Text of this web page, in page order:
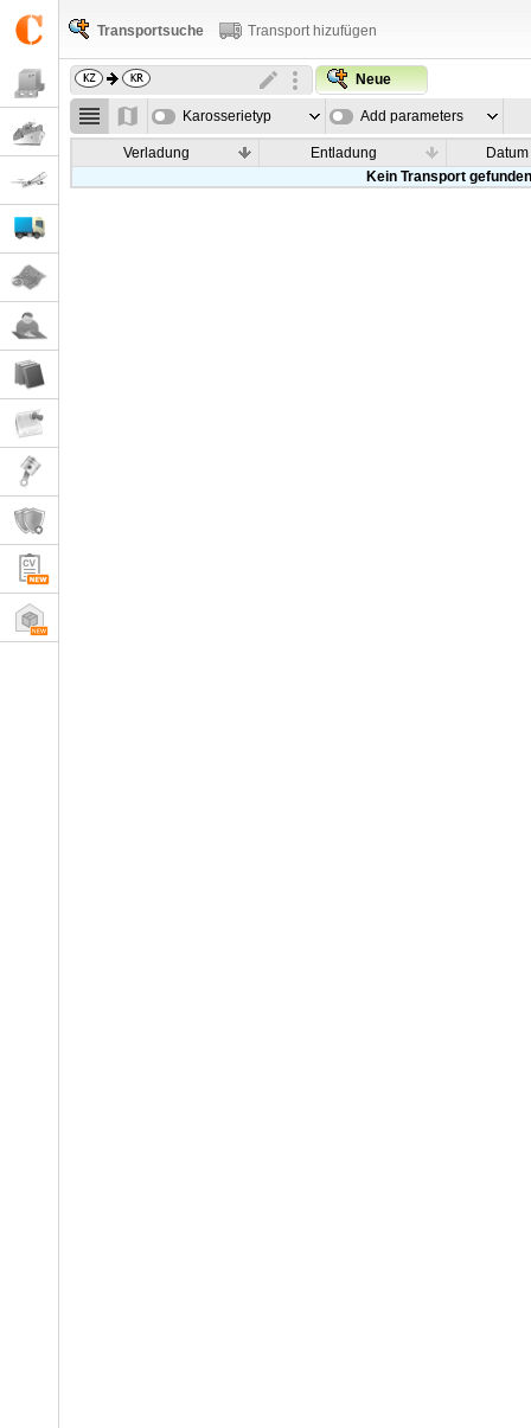
Transportsuche Transport hizufügen
Neue
Karosserietyp Add parameters
Verladung Entladung
Datum
Kein Transport